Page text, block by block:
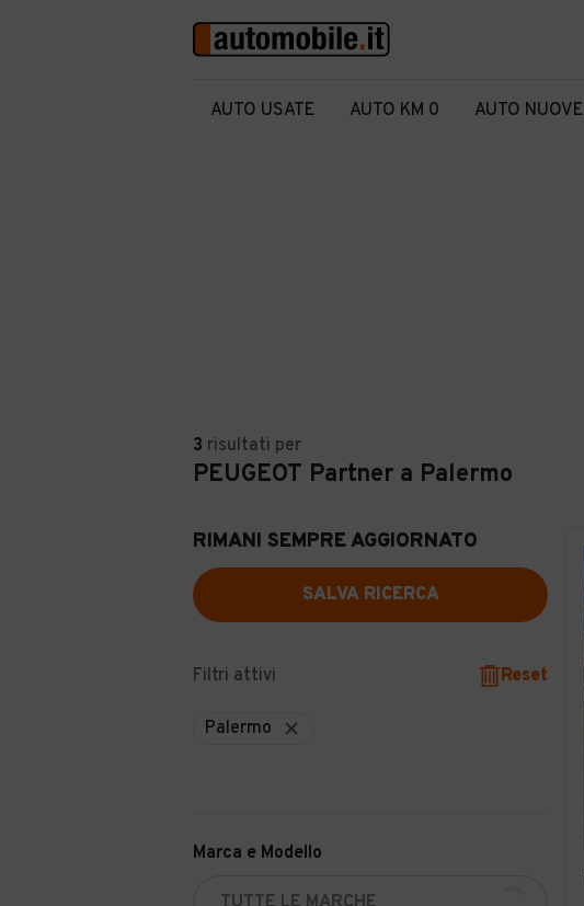
AUTO USATE AUTO KM 0 AUTO NUOVE
3 risultati per
PEUGEOT Partner a Palermo
RIMANI SEMPRE AGGIORNATO
SALVA RICERCA
Filtri attivi Reset
Palermo
Marca e Modello